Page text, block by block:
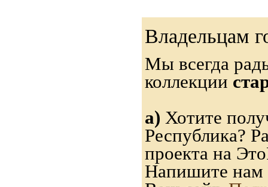
Владельцам
Мы всегда
коллекции
а) Хотите
Республика?
проекта на
Напишите нам